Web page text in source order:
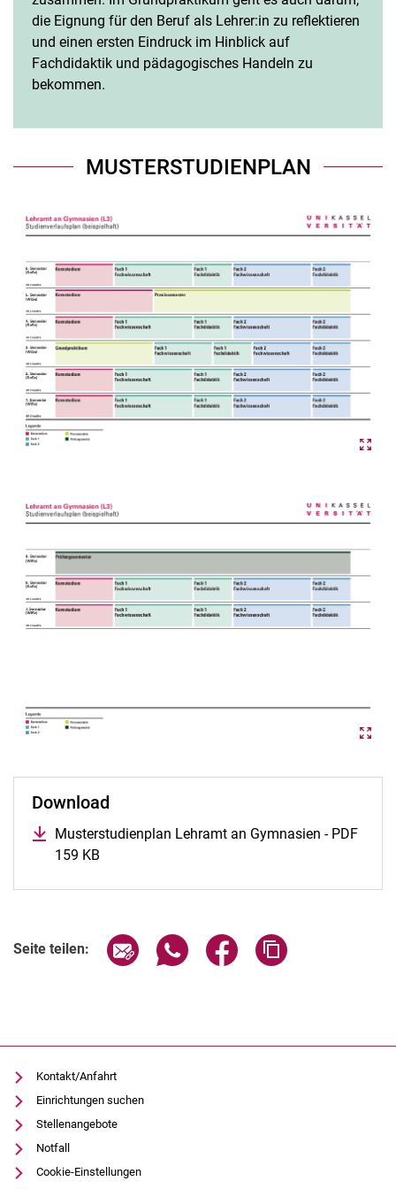
die Eignung für den Beruf als Lehrer:in zu reflektieren
und einen ersten Eindruck im Hinblick auf
Fachdidaktik und pädagogisches Handeln zu
bekommen.
MUSTERSTUDIENPLAN
Download
Musterstudienplan Lehramt an Gymnasien - PDF
159 KB
Seite teilen: Seite über E-Mail teilen
Seite über WhatsApp teilen
Seite über Facebook
Kontakt/Anfahrt
Einrichtungen suchen
Stellenangebote
Notfall
Cookie-Einstellungen